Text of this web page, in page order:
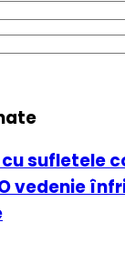
sufletele
vedenie